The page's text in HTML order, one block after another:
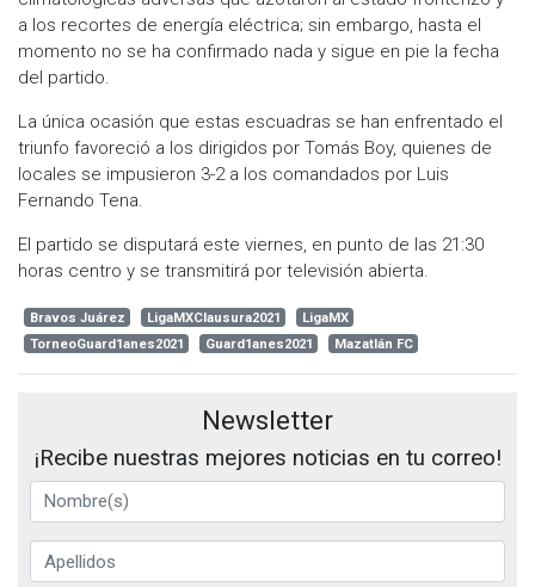
a los recortes de energía eléctrica; sin embargo, hasta el
momento no se ha confirmado nada y sigue en pie la fecha
del partido.
La única ocasión que estas escuadras se han enfrentado el
triunfo favoreció a los dirigidos por Tomás Boy, quienes de
locales se impusieron 3-2 a los comandados por Luis
Fernando Tena.
El partido se disputará este viernes, en punto de las 21:30
horas centro y se transmitirá por televisión abierta.
Bravos Juárez LigaMXClausura2021
LigaMX
TorneoGuard1anes2021
Guard1anes2021 Mazatlán FC
Newsletter
¡Recibe nuestras mejores noticias en tu correo!